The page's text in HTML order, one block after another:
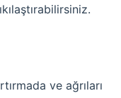
ve ağrıları